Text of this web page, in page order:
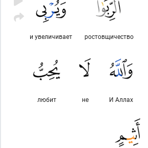
ростовщичество
и увеличивает
И Аллах
не
любит